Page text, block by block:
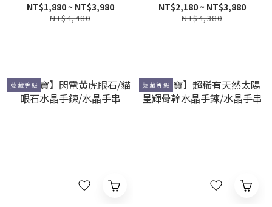
NT$1,880 ~ NT$3,980
NT$4,480
NT$2,180 ~ NT$3,880
NT$4,380
蒐藏等級 蒐藏等級